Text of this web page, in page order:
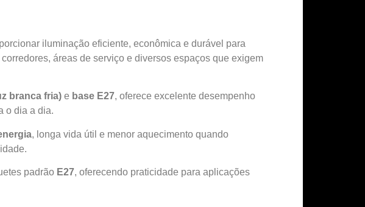
iluminação eficiente, econômica e durável para
áreas de serviço e diversos espaços que exigem
branca fria) e base E27, oferece excelente desempenho
o dia a dia.
, longa vida útil e menor aquecimento quando
padrão E27, oferecendo praticidade para aplicações